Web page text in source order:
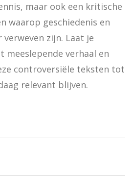
maar ook een kritische
waarop geschiedenis en
zijn. Laat je
meeslepende verhaal en
controversiële teksten tot
relevant blijven.